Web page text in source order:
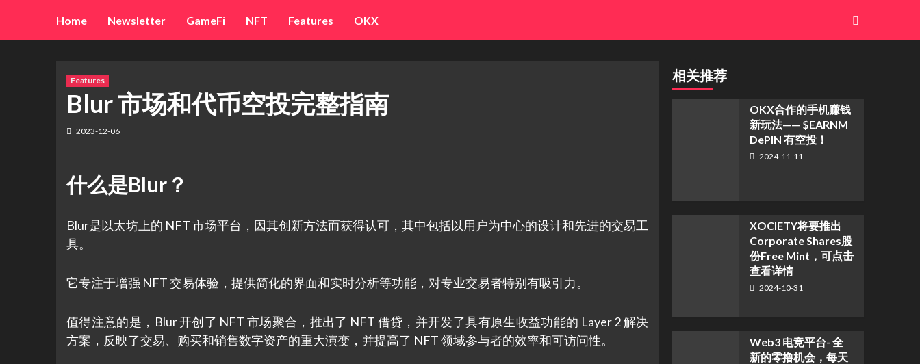
content
Home Newsletter GameFi NFT Features OKX
Features
Blur 市场和代币空投完整指南
2023-12-06
什么是Blur？
Blur是以太坊上的 NFT 市场平台，因其创新方法而获得认可，其中包括以用户为中心的设计和先进的交易工
具。
它专注于增强 NFT 交易体验，提供简化的界面和实时分析等功能，对专业交易者特别有吸引力。
值得注意的是，Blur 开创了 NFT 市场聚合，推出了 NFT 借贷，并开发了具有原生收益功能的 Layer 2 解决
方案，反映了交易、购买和销售数字资产的重大演变，并提高了 NFT 领域参与者的效率和可访问性。
相关推荐
OKX合作的手机赚钱
新玩法—— $EARNM
DePIN 有空投！
2024-11-11
XOCIETY将要推出
Corporate Shares股
份Free Mint，可点击
查看详情
2024-10-31
Web3 电竞平台- 全
新的零撸机会，每天